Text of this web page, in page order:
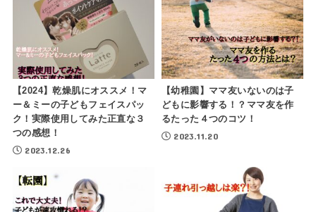
【2024】乾燥肌にオススメ！マ
ー＆ミーの子どもフェイスパッ
ク！実際使用してみた正直な３
つの感想！
2023.12.26
【幼稚園】ママ友いないのは子
どもに影響する！？ママ友を作
るたった４つのコツ！
2023.11.20